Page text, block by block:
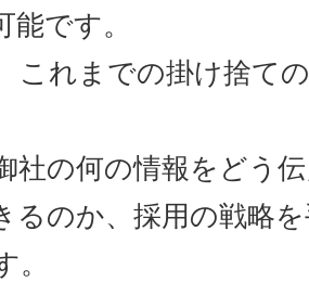
です。
これまでの掛け捨て
社の何の情報をどう
るのか、採用の戦略